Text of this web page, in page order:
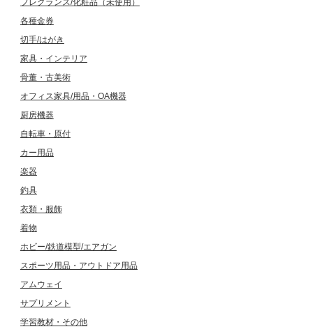
フレグランス/化粧品（未使用）
各種金券
切手/はがき
家具・インテリア
骨董・古美術
オフィス家具/用品・OA機器
厨房機器
自転車・原付
カー用品
楽器
釣具
衣類・服飾
着物
ホビー/鉄道模型/エアガン
スポーツ用品・アウトドア用品
アムウェイ
サプリメント
学習教材・その他